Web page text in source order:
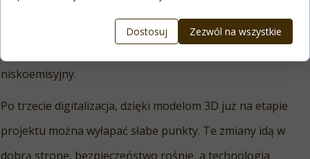
Po drugie to będzie budownictwo modułowe i ekologiczne.
Coraz więcej firm stawia na prefabrykaty czy beton
niskoemisyjny.
Po trzecie digitalizacja, dzięki modelom 3D już na etapie
projektu można wyłapać słabe punkty. Te zmiany idą w
dobrą stronę, bezpieczeństwo rośnie, a technologia
Dostosuj Zezwól na wszystkie